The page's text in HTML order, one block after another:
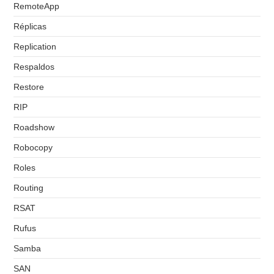
RemoteApp
Réplicas
Replication
Respaldos
Restore
RIP
Roadshow
Robocopy
Roles
Routing
RSAT
Rufus
Samba
SAN